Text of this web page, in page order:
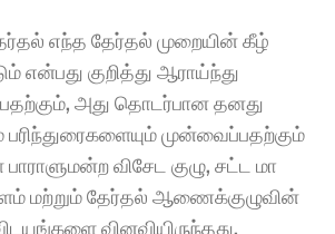
எந்த தேர்தல் முறையின் கீழ்
என்பது குறித்து ஆராய்ந்து
அது தொடர்பான தனது
முன்வைப்பதற்கும்
விசேட குழு, சட்ட மா
மற்றும் தேர்தல் ஆணைக்குழுவின்
வினவியிருந்தது.